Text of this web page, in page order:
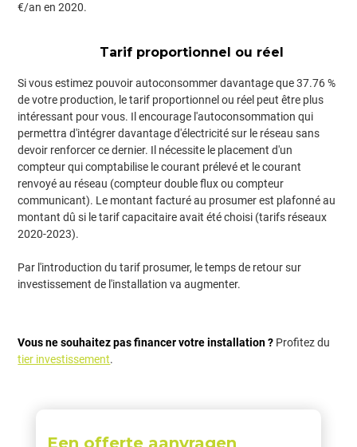
€/an en 2020.
Tarif proportionnel ou réel
Si vous estimez pouvoir autoconsommer davantage que 37.76 %
de votre production, le tarif proportionnel ou réel peut être plus
intéressant pour vous. Il encourage l'autoconsommation qui
permettra d'intégrer davantage d'électricité sur le réseau sans
devoir renforcer ce dernier. Il nécessite le placement d'un
compteur qui comptabilise le courant prélevé et le courant
renvoyé au réseau (compteur double flux ou compteur
communicant). Le montant facturé au prosumer est plafonné au
montant dû si le tarif capacitaire avait été choisi (tarifs réseaux
2020-2023).
Par l'introduction du tarif prosumer, le temps de retour sur
investissement de l'installation va augmenter.
Vous ne souhaitez pas financer votre installation ? Profitez du
tier investissement.
Een offerte aanvragen